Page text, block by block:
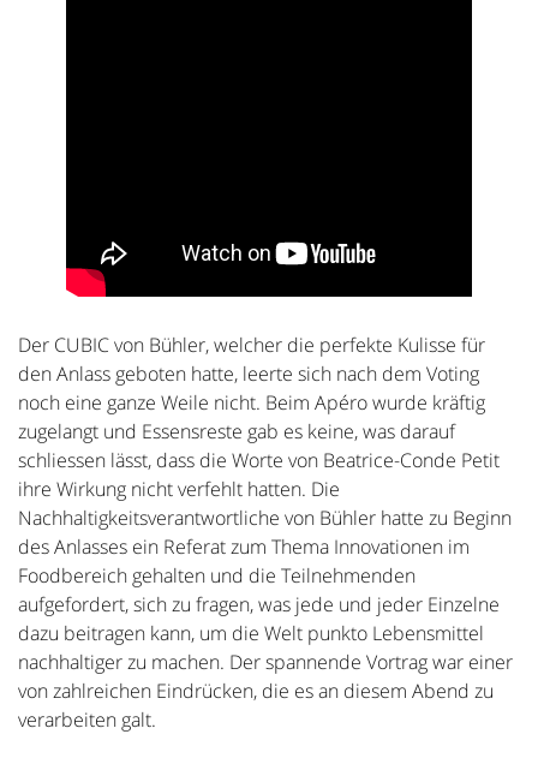
Der CUBIC von Bühler, welcher die perfekte Kulisse für
den Anlass geboten hatte, leerte sich nach dem Voting
noch eine ganze Weile nicht. Beim Apéro wurde kräftig
zugelangt und Essensreste gab es keine, was darauf
schliessen lässt, dass die Worte von Beatrice-Conde Petit
ihre Wirkung nicht verfehlt hatten. Die
Nachhaltigkeitsverantwortliche von Bühler hatte zu Beginn
des Anlasses ein Referat zum Thema Innovationen im
Foodbereich gehalten und die Teilnehmenden
aufgefordert, sich zu fragen, was jede und jeder Einzelne
dazu beitragen kann, um die Welt punkto Lebensmittel
nachhaltiger zu machen. Der spannende Vortrag war einer
von zahlreichen Eindrücken, die es an diesem Abend zu
verarbeiten galt.